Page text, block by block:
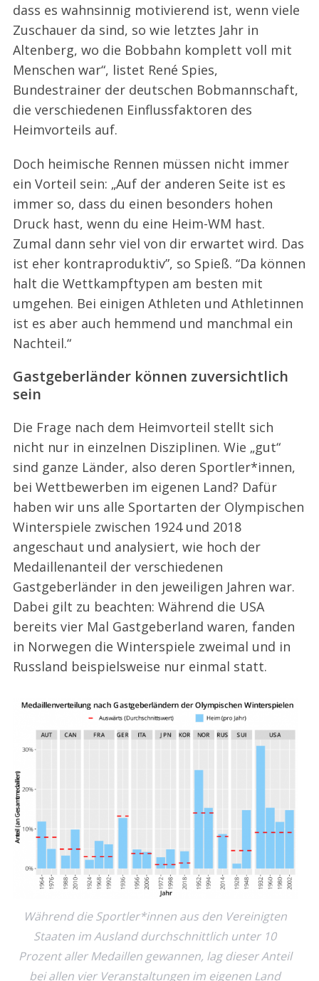
dass es wahnsinnig motivierend ist, wenn viele
Zuschauer da sind, so wie letztes Jahr in
Altenberg, wo die Bobbahn komplett voll mit
Menschen war“, listet René Spies,
Bundestrainer der deutschen Bobmannschaft,
die verschiedenen Einflussfaktoren des
Heimvorteils auf.
Doch heimische Rennen müssen nicht immer
ein Vorteil sein: „Auf der anderen Seite ist es
immer so, dass du einen besonders hohen
Druck hast, wenn du eine Heim-WM hast.
Zumal dann sehr viel von dir erwartet wird. Das
ist eher kontraproduktiv”, so Spieß. “Da können
halt die Wettkampftypen am besten mit
umgehen. Bei einigen Athleten und Athletinnen
ist es aber auch hemmend und manchmal ein
Nachteil.“
Gastgeberländer können zuversichtlich
sein
Die Frage nach dem Heimvorteil stellt sich
nicht nur in einzelnen Disziplinen. Wie „gut“
sind ganze Länder, also deren Sportler*innen,
bei Wettbewerben im eigenen Land? Dafür
haben wir uns alle Sportarten der Olympischen
Winterspiele zwischen 1924 und 2018
angeschaut und analysiert, wie hoch der
Medaillenanteil der verschiedenen
Gastgeberländer in den jeweiligen Jahren war.
Dabei gilt zu beachten: Während die USA
bereits vier Mal Gastgeberland waren, fanden
in Norwegen die Winterspiele zweimal und in
Russland beispielsweise nur einmal statt.
Während die Sportler*innen aus den Vereinigten
Staaten im Ausland durchschnittlich unter 10
Prozent aller Medaillen gewannen, lag dieser Anteil
bei allen vier Veranstaltungen im eigenen Land